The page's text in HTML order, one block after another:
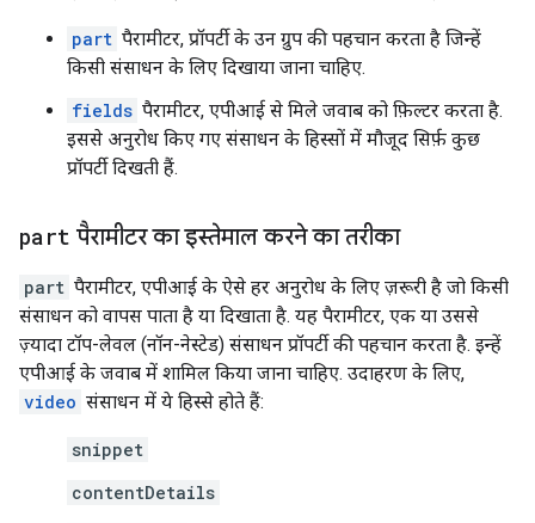
part पैरामीटर, प्रॉपर्टी के उन ग्रुप की पहचान करता है जिन्हें
किसी संसाधन के लिए दिखाया जाना चाहिए.
fields पैरामीटर, एपीआई से मिले जवाब को फ़िल्टर करता है.
इससे अनुरोध किए गए संसाधन के हिस्सों में मौजूद सिर्फ़ कुछ
प्रॉपर्टी दिखती हैं.
part पैरामीटर का इस्तेमाल करने का तरीका
part पैरामीटर, एपीआई के ऐसे हर अनुरोध के लिए ज़रूरी है जो किसी
संसाधन को वापस पाता है या दिखाता है. यह पैरामीटर, एक या उससे
ज़्यादा टॉप-लेवल (नॉन-नेस्टेड) संसाधन प्रॉपर्टी की पहचान करता है. इन्हें
एपीआई के जवाब में शामिल किया जाना चाहिए. उदाहरण के लिए,
video संसाधन में ये हिस्से होते हैं:
snippet
contentDetails